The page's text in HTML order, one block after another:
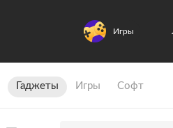
Игры
Гаджеты Игры Софт